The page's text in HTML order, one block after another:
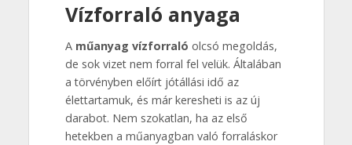
Vízforraló anyaga
A műanyag vízforraló olcsó megoldás,
de sok vizet nem forral fel velük. Általában
a törvényben előírt jótállási idő az
élettartamuk, és már keresheti is az új
darabot. Nem szokatlan, ha az első
hetekben a műanyagban való forraláskor